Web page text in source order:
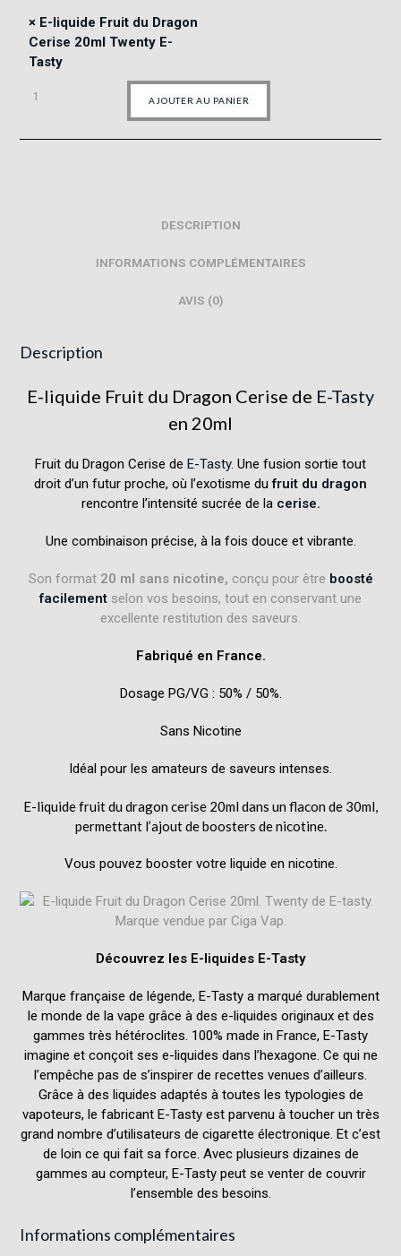
× E-liquide Fruit du Dragon
Cerise 20ml Twenty E-
Tasty
AJOUTER AU PANIER
DESCRIPTION
INFORMATIONS COMPLÉMENTAIRES
AVIS (0)
Description
E-liquide Fruit du Dragon Cerise de E-Tasty
en 20ml
Fruit du Dragon Cerise de E-Tasty. Une fusion sortie tout
droit d’un futur proche, où l’exotisme dufruit du dragon
rencontre l’intensité sucrée de la cerise.
Une combinaison précise, à la fois douce et vibrante.
Son format 20 ml sans nicotine, conçu pour être boosté
facilement selon vos besoins, tout en conservant une
excellente restitution des saveurs.
Fabriqué en France.
Dosage PG/VG : 50% / 50%.
Sans Nicotine
Idéal pour les amateurs de saveurs intenses.
E-liquide fruit du dragon cerise 20ml dans un flacon de 30ml,
permettant l’ajout deboosters de nicotine.
Vous pouvez booster votre liquide en nicotine
Découvrez les E-liquides E-Tasty
Marque française de légende, E-Tasty a marqué durablement
le monde de la vape grâce à des e-liquides originaux et des
gammes très hétéroclites. 100% made in France, E-Tasty
imagine et conçoit ses e-liquides dans l’hexagone. Ce qui ne
l’empêche pas de s’inspirer de recettes venues d’ailleurs.
Grâce à des liquides adaptés à toutes les typologies de
vapoteurs, le fabricant E-Tasty est parvenu à toucher un très
grand nombre d’utilisateurs de cigarette électronique. Et c’est
de loin ce qui fait sa force. Avec plusieurs dizaines de
gammes au compteur, E-Tasty peut se venter de couvrir
l’ensemble des besoins.
Informations complémentaires